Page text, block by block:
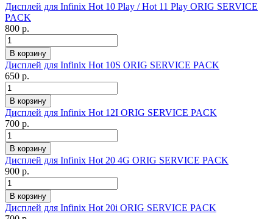
Дисплей для Infinix Hot 10 Play / Hot 11 Play ORIG SERVICE
PACK
800 р.
Дисплей для Infinix Hot 10S ORIG SERVICE PACK
650 р.
Дисплей для Infinix Hot 12I ORIG SERVICE PACK
700 р.
Дисплей для Infinix Hot 20 4G ORIG SERVICE PACK
900 р.
Дисплей для Infinix Hot 20i ORIG SERVICE PACK